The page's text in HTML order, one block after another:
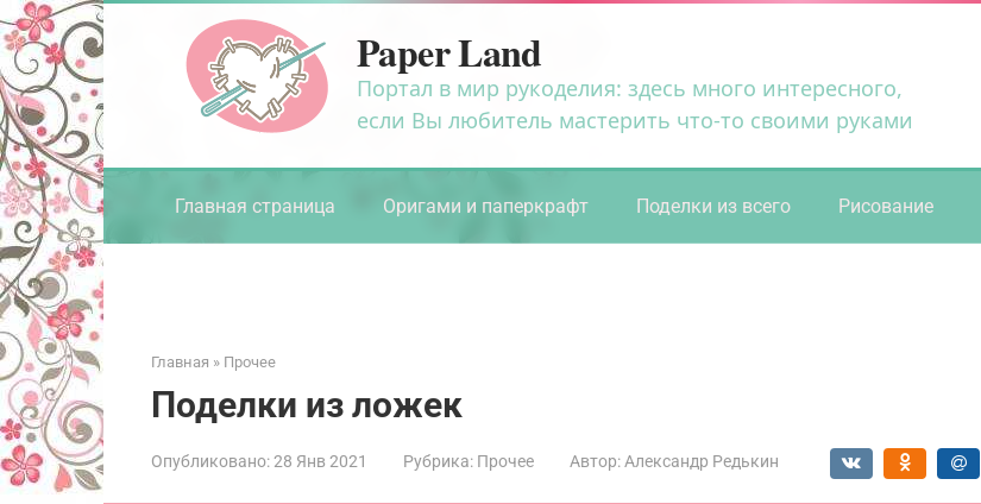
Перейти
к
контенту
Paper Land
Портал в мир рукоделия: здесь много интересного,
если Вы любитель мастерить что-то своими руками
Главная страница Оригами и паперкрафт Поделки из всего Рисование
Главная » Прочее
Поделки из ложек
Опубликовано:28 Янв 2021 Рубрика: Прочее Автор: Александр Редькин